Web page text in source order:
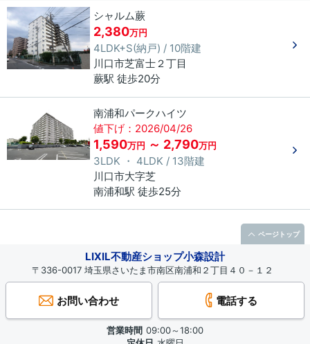
シャルム蕨
2,380万円
4LDK+S(納戸) / 10階建
川口市芝富士２丁目
蕨駅 徒歩20分
南浦和パークハイツ
値下げ：2026/04/26
1,590万円 ～ 2,790万円
3LDK ・ 4LDK / 13階建
川口市大字芝
南浦和駅 徒歩25分
LIXIL不動産ショップ小森設計
〒336-0017 埼玉県さいたま市南区南浦和２丁目４０－１２
お問い合わせ 電話する
営業時間 09:00～18:00
ページトップ